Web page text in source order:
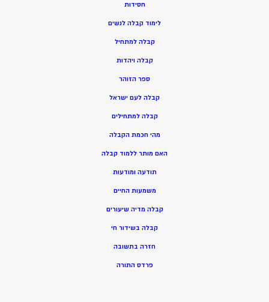
חסידות
לימוד קבלה לנשים
קבלה למתחיל
קבלה ויהדות
ספר הזוהר
קבלה לעם ישראל
קבלה למתחילים
מהי חכמת הקבלה
האם מותר ללמוד קבלה
תודעה ומודעות
משמעות החיים
קבלה מדיה שיעורים
קבלה בשידור חי
חזרה בתשובה
פרדס התורה